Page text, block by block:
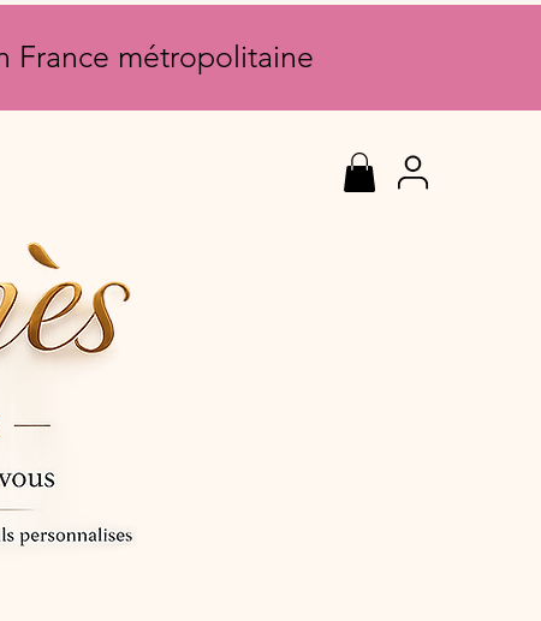
France métropolitaine